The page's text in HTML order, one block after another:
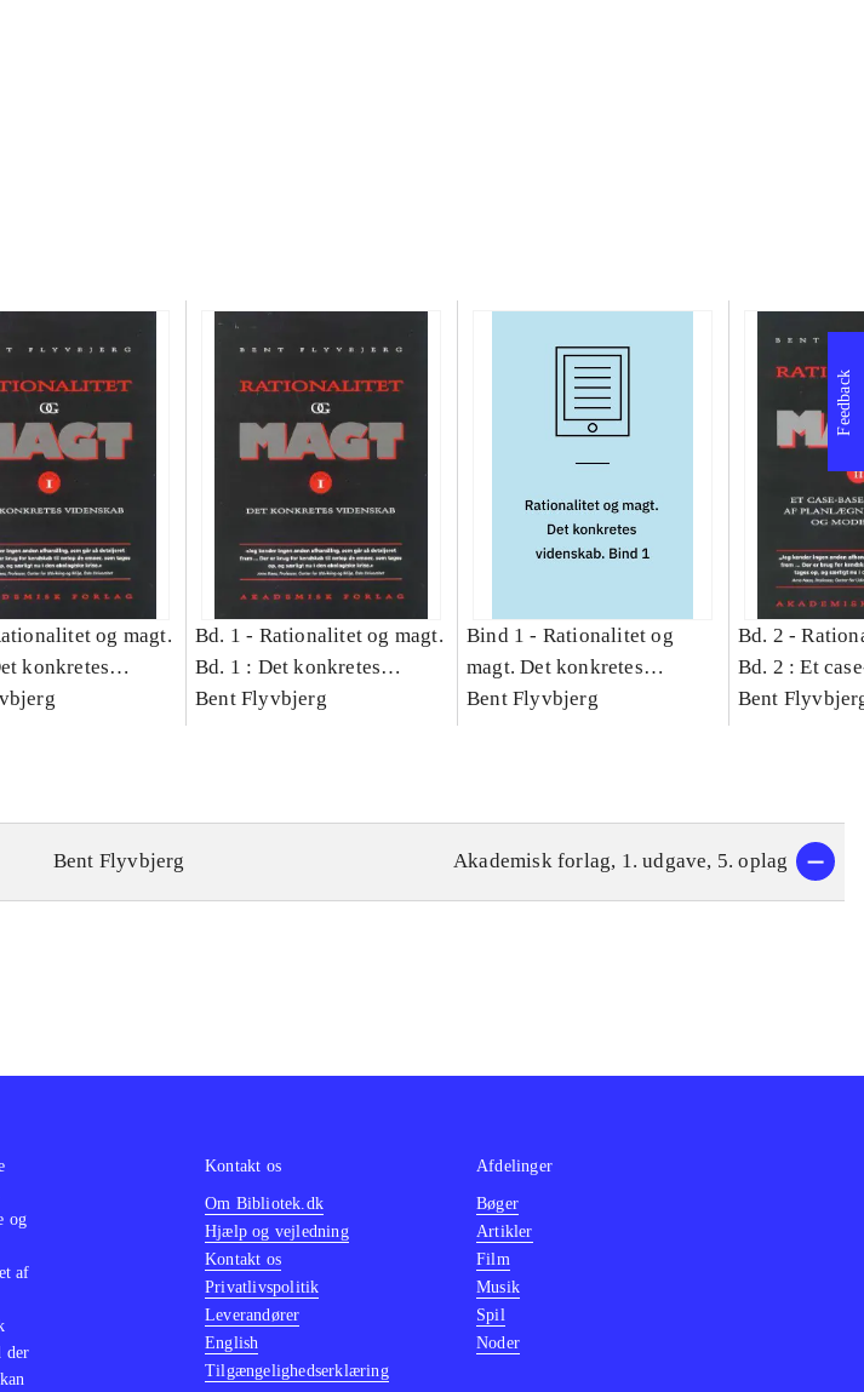
og magt.
konkretes
Bd. 1 - Rationalitet og magt.
Bd. 1 : Det konkretes
videnskab
Bent Flyvbjerg
Bind 1 - Rationalitet og
magt. Det konkretes
videnskab. Bind 1
Bent Flyvbjerg
Bd. 2 -
Bd. 2 : Et
studie af
Bent
Bent Flyvbjerg Akademisk forlag, 1. udgave, 5. oplag
Feedback
og
af
der
Kontakt os
Om Bibliotek.dk
Hjælp og vejledning
Kontakt os
Privatlivspolitik
Leverandører
English
Tilgængelighedserklæring
Afdelinger
Bøger
Artikler
Film
Musik
Spil
Noder